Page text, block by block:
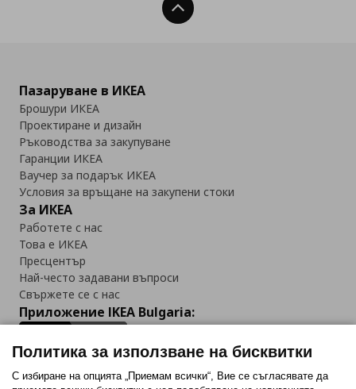
Нагоре
Пазаруване в ИКЕА
Брошури ИКЕА
Проектиране и дизайн
Ръководства за закупуване
Гаранции ИКЕА
Ваучер за подарък ИКЕА
Условия за връщане на закупени стоки
За ИКЕА
Работете с нас
Това е ИКЕА
Пресцентър
Най-често задавани въпроси
Свържете се с нас
Приложение IKEA Bulgaria:
Политика за използване на бисквитки
С избиране на опцията „Приемам всички“, Вие се съгласявате да